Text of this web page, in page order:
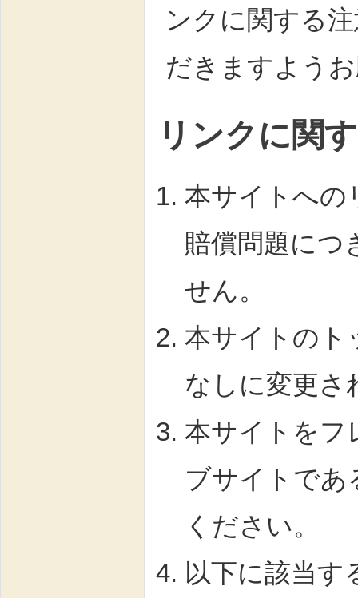
ンクに関する
だきますよう
リンクに関
本サイトへの
賠償問題につ
せん。
本サイトのト
なしに変更さ
本サイトをフ
ブサイトであ
ください。
以下に該当